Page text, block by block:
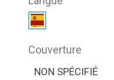
Couverture
NON SPÉCIFIÉ